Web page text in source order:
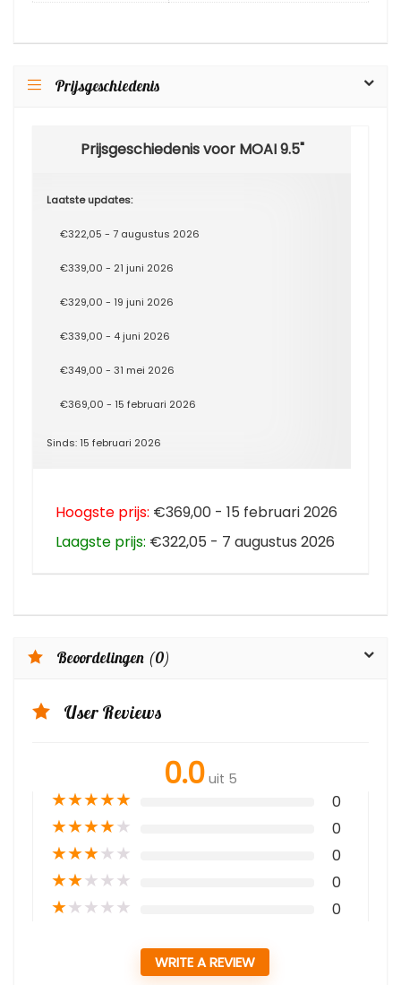
Prijsgeschiedenis
Prijsgeschiedenis voor MOAI 9.5"
Laatste updates:
€322,05 - 7 augustus 2026
€339,00 - 21 juni 2026
€329,00 - 19 juni 2026
€339,00 - 4 juni 2026
€349,00 - 31 mei 2026
€369,00 - 15 februari 2026
Sinds: 15 februari 2026
Hoogste prijs: €369,00 - 15 februari 2026
Laagste prijs: €322,05 - 7 augustus 2026
Beoordelingen (0)
User Reviews
0.0 uit 5
★★★★★ 0
★★★★★ 0
★★★★★ 0
★★★★★ 0
★★★★★ 0
WRITE A REVIEW